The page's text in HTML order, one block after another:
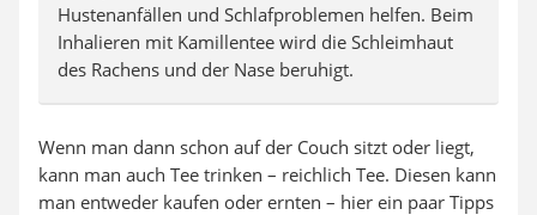
Hustenanfällen und Schlafproblemen helfen. Beim
Inhalieren mit Kamillentee wird die Schleimhaut
des Rachens und der Nase beruhigt.
Wenn man dann schon auf der Couch sitzt oder liegt,
kann man auch Tee trinken – reichlich Tee. Diesen kann
man entweder kaufen oder ernten – hier ein paar Tipps